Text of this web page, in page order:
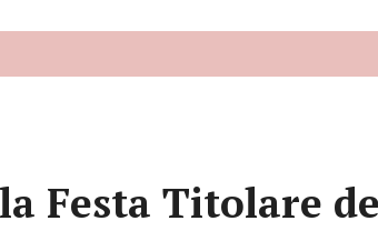
Festa Titolare